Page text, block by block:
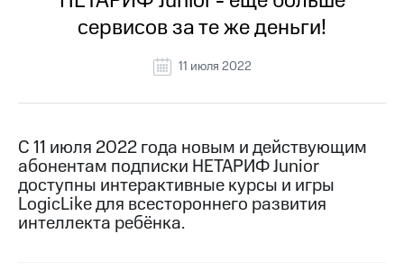
Спутниковое
ТВ
номер
в МТС
Тарифы
Услуги
приложение
Мой
МТС
Акции
Скидка 30%
сервисов за те же деньги!
11 июля 2022
С 11 июля 2022 года новым и действующим
абонентам подписки НЕТАРИФ Junior
доступны интерактивные курсы и игры
LogicLike для всестороннего развития
интеллекта ребёнка.